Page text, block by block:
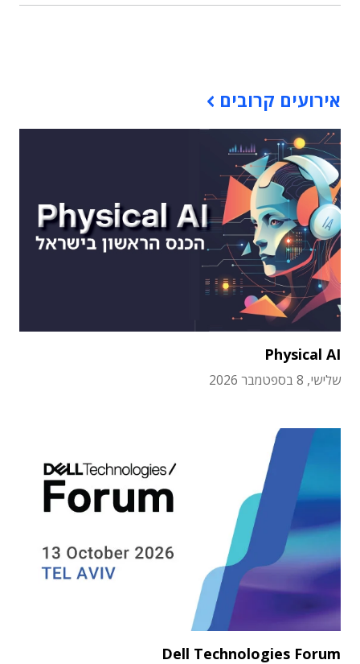
אירועים קרובים
Physical AI
שלישי, 8 בספטמבר 2026
Dell Technologies Forum